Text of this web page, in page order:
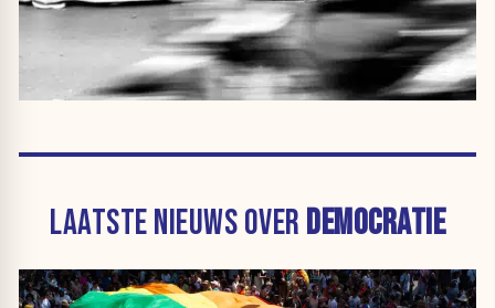
LAATSTE NIEUWS OVER DEMOCRATIE